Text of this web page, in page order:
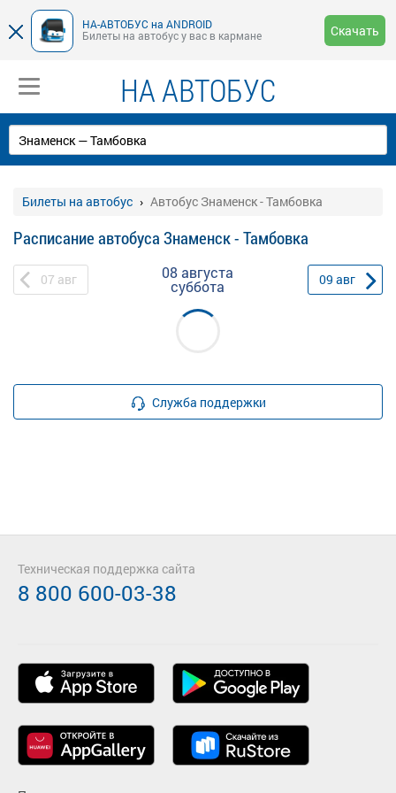
НА-АВТОБУС на ANDROID
Билеты на автобус у вас в кармане
Скачать
НА АВТОБУС
Билеты на автобус Автобус Знаменск - Тамбовка
Расписание автобуса Знаменск - Тамбовка
07 авг 08 августа
суббота 09 авг
Служба поддержки
Техническая поддержка сайта
8 800 600-03-38